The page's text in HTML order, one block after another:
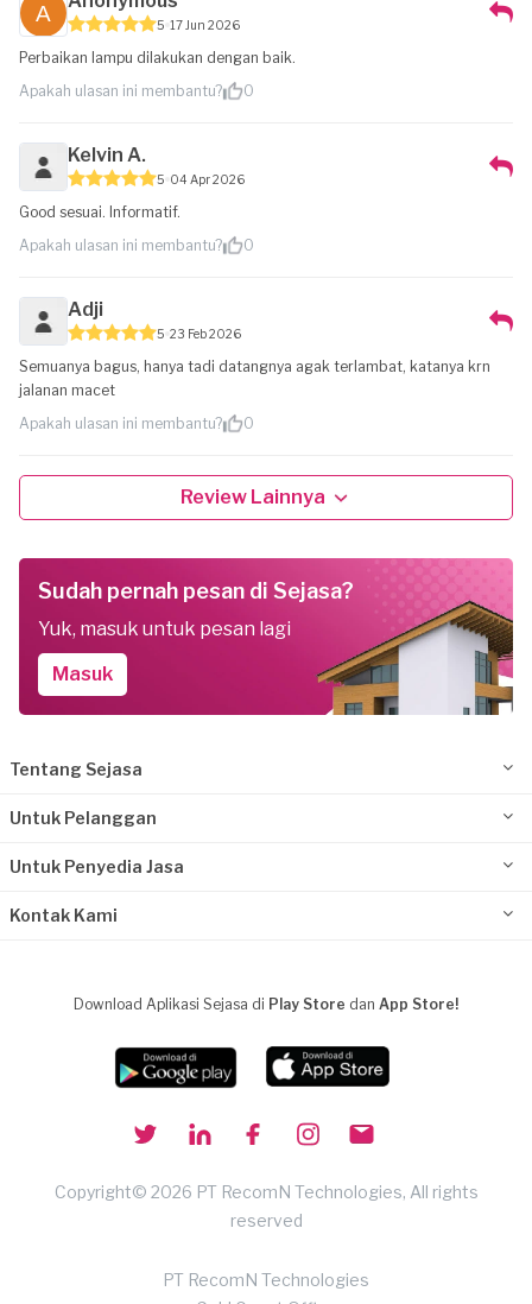
5 17 Jun 2026
Perbaikan lampu dilakukan dengan baik.
Apakah ulasan ini membantu?
0
Kelvin A.
5 04 Apr 2026
Good sesuai. Informatif.
Apakah ulasan ini membantu?
0
Adji
5 23 Feb 2026
Semuanya bagus, hanya tadi datangnya agak terlambat, katanya krn
jalanan macet
Apakah ulasan ini membantu?
0
Review Lainnya
Sudah pernah pesan di Sejasa?
Yuk, masuk untuk pesan lagi
Masuk
Tentang Sejasa
Untuk Pelanggan
Untuk Penyedia Jasa
Kontak Kami
Download Aplikasi Sejasa di Play Store dan App Store!
Copyright© 2026 PT RecomN Technologies, All rights
reserved
PT RecomN Technologies